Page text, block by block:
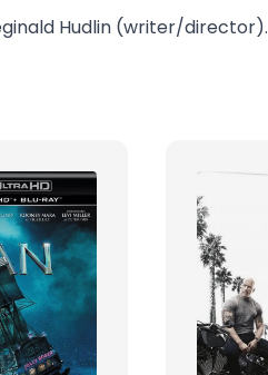
Hudlin (writer/director).